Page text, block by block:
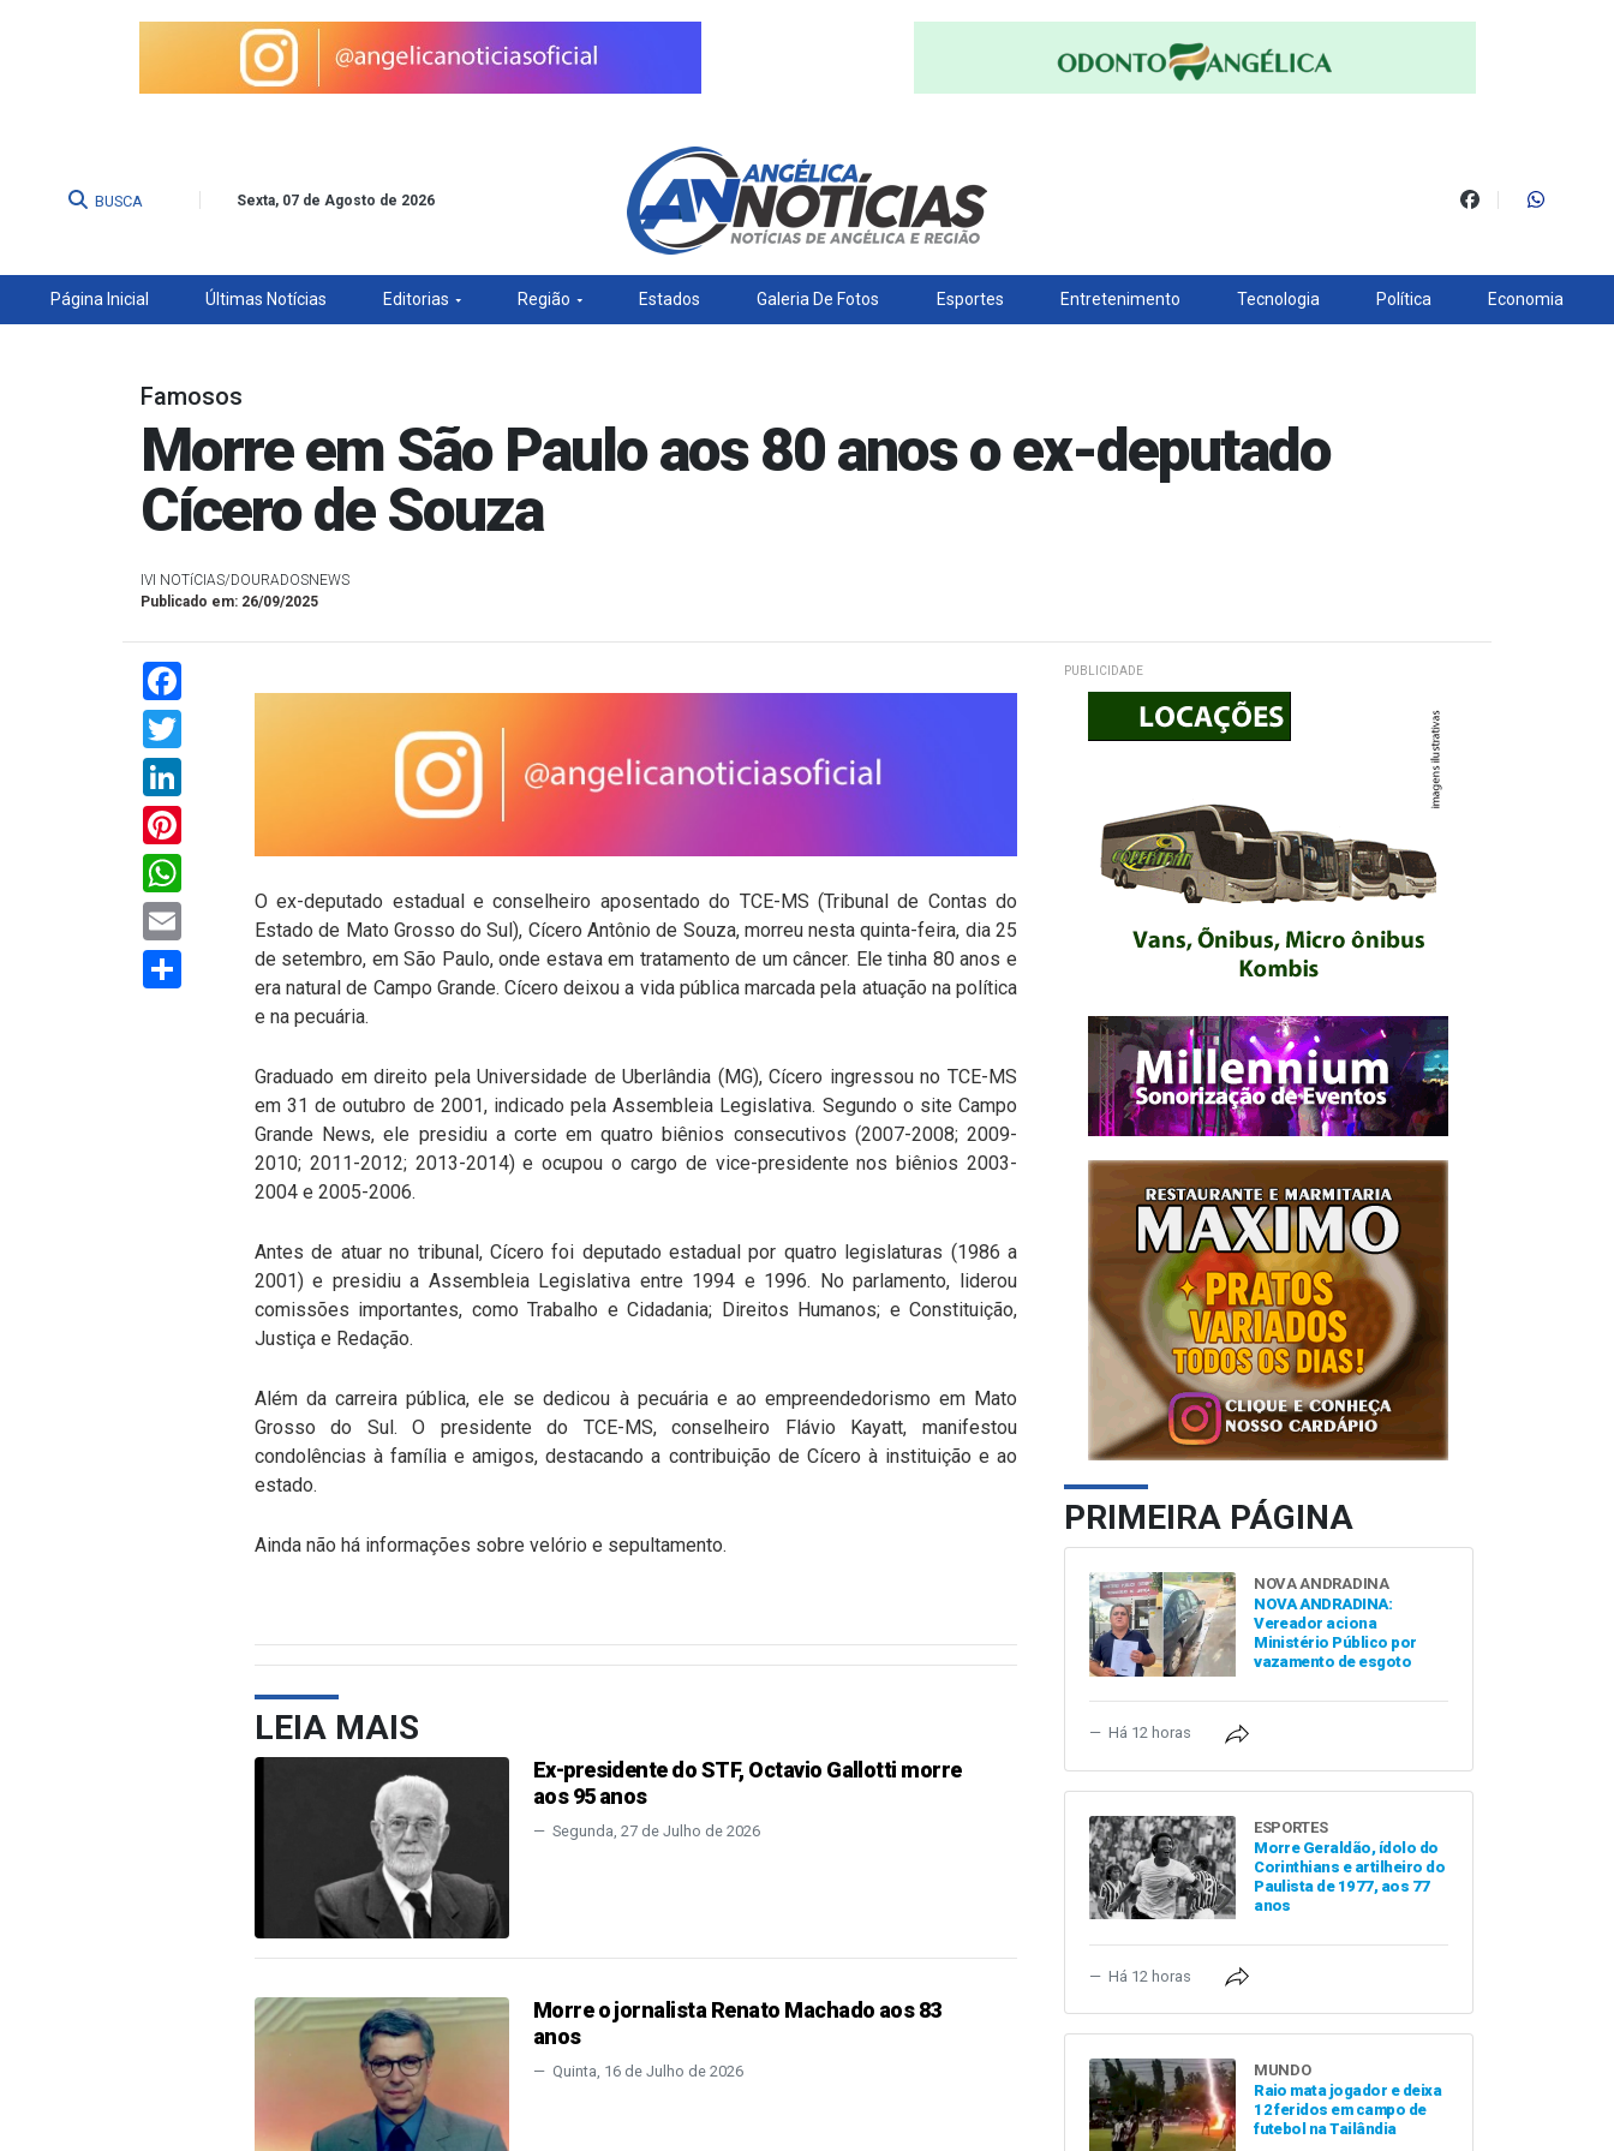
BUSCA Sexta, 07 de Agosto de 2026
Página Inicial Últimas Notícias Editorias Região Estados Galeria De Fotos Esportes Entretenimento Tecnologia Política Economia
Famosos
Morre em São Paulo aos 80 anos o ex-deputado
Cícero de Souza
IVI NOTíCIAS/DOURADOSNEWS
Publicado em: 26/09/2025
WhatsApp
Compartilhar
O ex-deputado estadual e conselheiro aposentado do TCE-MS (Tribunal de Contas do
Estado de Mato Grosso do Sul), Cícero Antônio de Souza, morreu nesta quinta-feira, dia 25
de setembro, em São Paulo, onde estava em tratamento de um câncer. Ele tinha 80 anos e
era natural de Campo Grande. Cícero deixou a vida pública marcada pela atuação na política
e na pecuária.
Graduado em direito pela Universidade de Uberlândia (MG), Cícero ingressou no TCE-MS
em 31 de outubro de 2001, indicado pela Assembleia Legislativa. Segundo o site Campo
Grande News, ele presidiu a corte em quatro biênios consecutivos (2007-2008; 2009-
2010; 2011-2012; 2013-2014) e ocupou o cargo de vice-presidente nos biênios 2003-
2004 e 2005-2006.
Antes de atuar no tribunal, Cícero foi deputado estadual por quatro legislaturas (1986 a
2001) e presidiu a Assembleia Legislativa entre 1994 e 1996. No parlamento, liderou
comissões importantes, como Trabalho e Cidadania; Direitos Humanos; e Constituição,
Justiça e Redação.
Além da carreira pública, ele se dedicou à pecuária e ao empreendedorismo em Mato
Grosso do Sul. O presidente do TCE-MS, conselheiro Flávio Kayatt, manifestou
condolências à família e amigos, destacando a contribuição de Cícero à instituição e ao
estado.
Ainda não há informações sobre velório e sepultamento.
LEIA MAIS
Ex-presidente do STF, Octavio Gallotti morre
aos 95 anos
Segunda, 27 de Julho de 2026
Morre o jornalista Renato Machado aos 83
anos
Quinta, 16 de Julho de 2026
PUBLICIDADE
PRIMEIRA PÁGINA
NOVA ANDRADINA
NOVA ANDRADINA:
Vereador aciona
Ministério Público por
vazamento de esgoto
Há 12 horas
ESPORTES
Morre Geraldão, ídolo do
Corinthians e artilheiro do
Paulista de 1977, aos 77
anos
Há 12 horas
MUNDO
Raio mata jogador e deixa
12 feridos em campo de
futebol na Tailândia